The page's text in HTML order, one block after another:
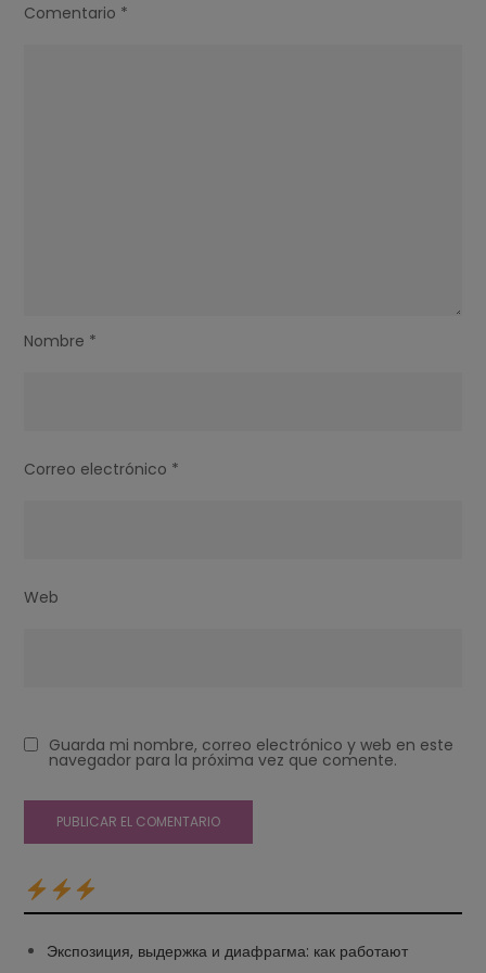
Comentario *
Nombre *
Correo electrónico *
Web
Guarda mi nombre, correo electrónico y web en este
navegador para la próxima vez que comente.
Экспозиция, выдержка и диафрагма: как работают